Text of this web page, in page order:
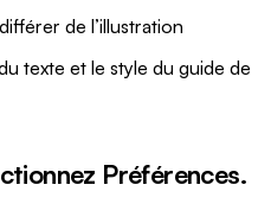
de l’illustration
texte et le style du guide de
Préférences.